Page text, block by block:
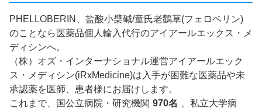
PHELLOBERIN、盐酸小檗碱/童氏老鸛草(フェロベリン)
のことなら医薬品個人輸入代行のアイアールエックス・メ
ディシンへ。
（株）オズ・インターナショナル運営アイアールエック
ス・メディシン(iRxMedicine)は入手が困難な医薬品や未
承認薬を医師、患者様にお届けします。
これまで、国公立病院・研究機関 970名
、私立大学病